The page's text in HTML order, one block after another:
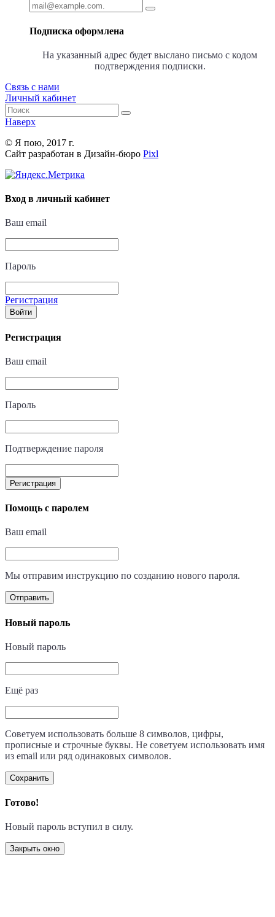
Подписка оформлена
На указанный адрес будет выслано письмо с кодом
подтверждения подписки.
Связь с нами
Личный кабинет
Наверх
© Я пою, 2017 г.
Сайт разработан в Дизайн-бюро Pixl
Вход в личный кабинет
Ваш email
Пароль
Регистрация
Войти
Регистрация
Ваш email
Пароль
Подтверждение пароля
Регистрация
Помощь с паролем
Ваш email
Мы отправим инструкцию по созданию нового пароля.
Отправить
Новый пароль
Новый пароль
Ещё раз
Советуем использовать больше 8 символов, цифры,
прописные и строчные буквы. Не советуем использовать имя
из email или ряд одинаковых символов.
Сохранить
Готово!
Новый пароль вступил в силу.
Закрыть окно